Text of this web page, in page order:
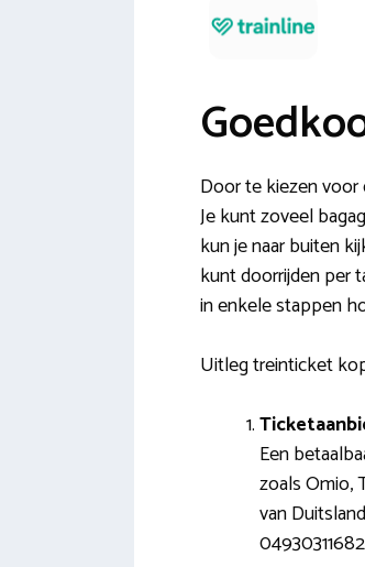
Door te kiezen voor
Je kunt zoveel
kun je naar buiten
kunt doorrijden per
in enkele stappen
Uitleg treinticket
Een
zoals Omio,
van